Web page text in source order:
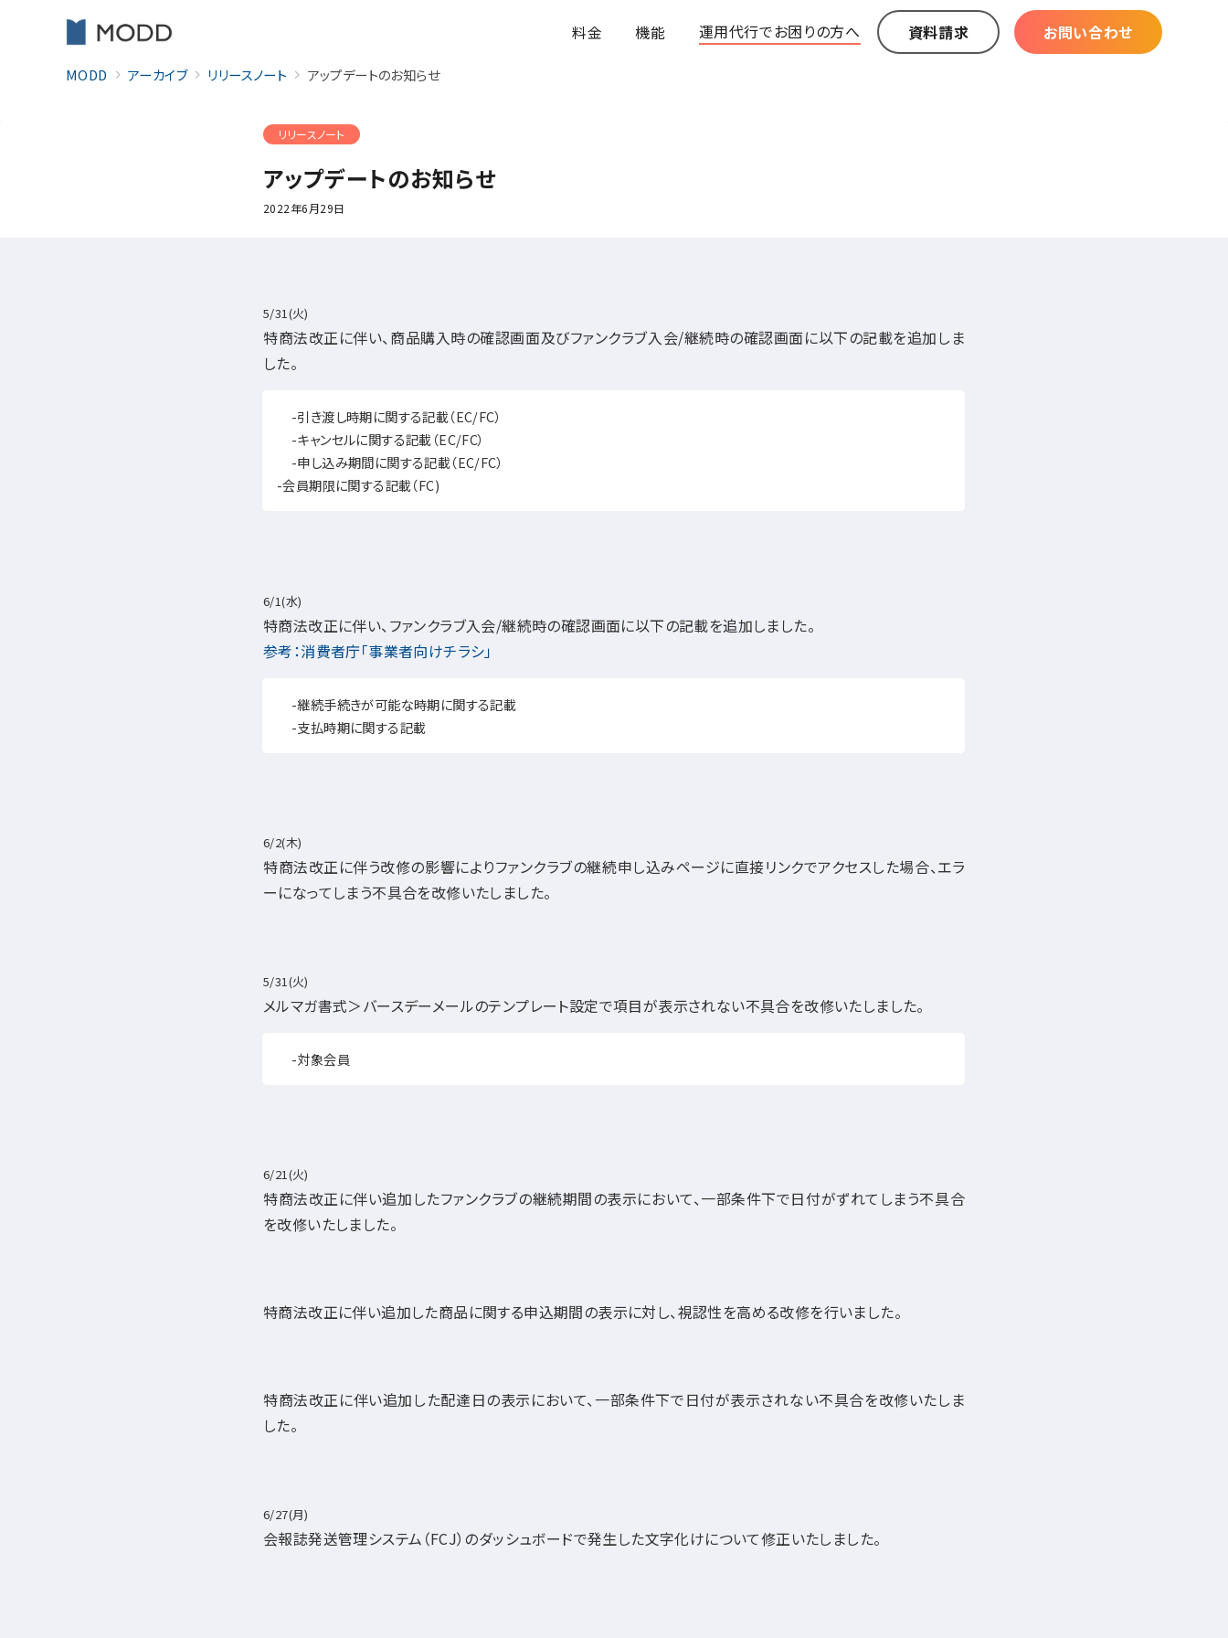
料金 機能 運用代行でお困りの方へ 資料請求 お問い合わせ
MODD アーカイブ リリースノート アップデートのお知らせ
リリースノート
アップデートのお知らせ
2022年6月29日
5/31(火)
特商法改正に伴い、商品購入時の確認画面及びファンクラブ入会/継続時の確認画面に以下の記載を追加しま
した。
-引き渡し時期に関する記載（EC/FC）
-キャンセルに関する記載（EC/FC）
-申し込み期間に関する記載（EC/FC）
-会員期限に関する記載（FC)
6/1(水)
特商法改正に伴い、ファンクラブ入会/継続時の確認画面に以下の記載を追加しました。
参考：消費者庁「事業者向けチラシ」
-継続手続きが可能な時期に関する記載
-支払時期に関する記載
6/2(木)
特商法改正に伴う改修の影響によりファンクラブの継続申し込みページに直接リンクでアクセスした場合、エラ
ーになってしまう不具合を改修いたしました。
5/31(火)
メルマガ書式＞バースデーメールのテンプレート設定で項目が表示されない不具合を改修いたしました。
-対象会員
6/21(火)
特商法改正に伴い追加したファンクラブの継続期間の表示において、一部条件下で日付がずれてしまう不具合
を改修いたしました。
特商法改正に伴い追加した商品に関する申込期間の表示に対し、視認性を高める改修を行いました。
特商法改正に伴い追加した配達日の表示において、一部条件下で日付が表示されない不具合を改修いたしま
した。
6/27(月)
会報誌発送管理システム（FCJ）のダッシュボードで発生した文字化けについて修正いたしました。